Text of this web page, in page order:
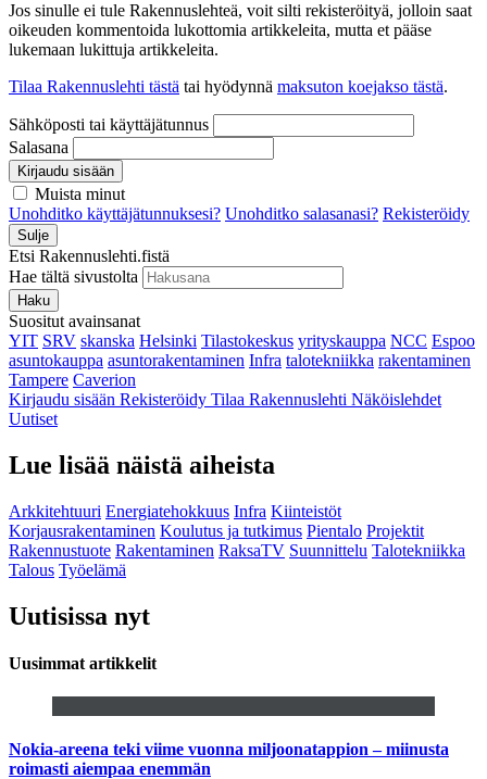
Jos sinulle ei tule Rakennuslehteä, voit silti rekisteröityä, jolloin saat
oikeuden kommentoida lukottomia artikkeleita, mutta et pääse
lukemaan lukittuja artikkeleita.
Tilaa Rakennuslehti tästä tai hyödynnä maksuton koejakso tästä.
Sähköposti tai käyttäjätunnus
Salasana
Kirjaudu sisään
Muista minut
Unohditko käyttäjätunnuksesi? Unohditko salasanasi? Rekisteröidy
Sulje
Etsi Rakennuslehti.fistä
Hae tältä sivustolta
Haku
Suositut avainsanat
YIT SRV skanska Helsinki Tilastokeskus yrityskauppa NCC Espoo
asuntokauppa asuntorakentaminen Infra talotekniikka rakentaminen
Tampere Caverion
Kirjaudu sisään Rekisteröidy Tilaa Rakennuslehti Näköislehdet
Uutiset
Lue lisää näistä aiheista
Arkkitehtuuri Energiatehokkuus Infra Kiinteistöt
Korjausrakentaminen Koulutus ja tutkimus Pientalo Projektit
Rakennustuote Rakentaminen RaksaTV Suunnittelu Talotekniikka
Talous Työelämä
Uutisissa nyt
Uusimmat artikkelit
Nokia-areena teki viime vuonna miljoonatappion – miinusta
roimasti aiempaa enemmän